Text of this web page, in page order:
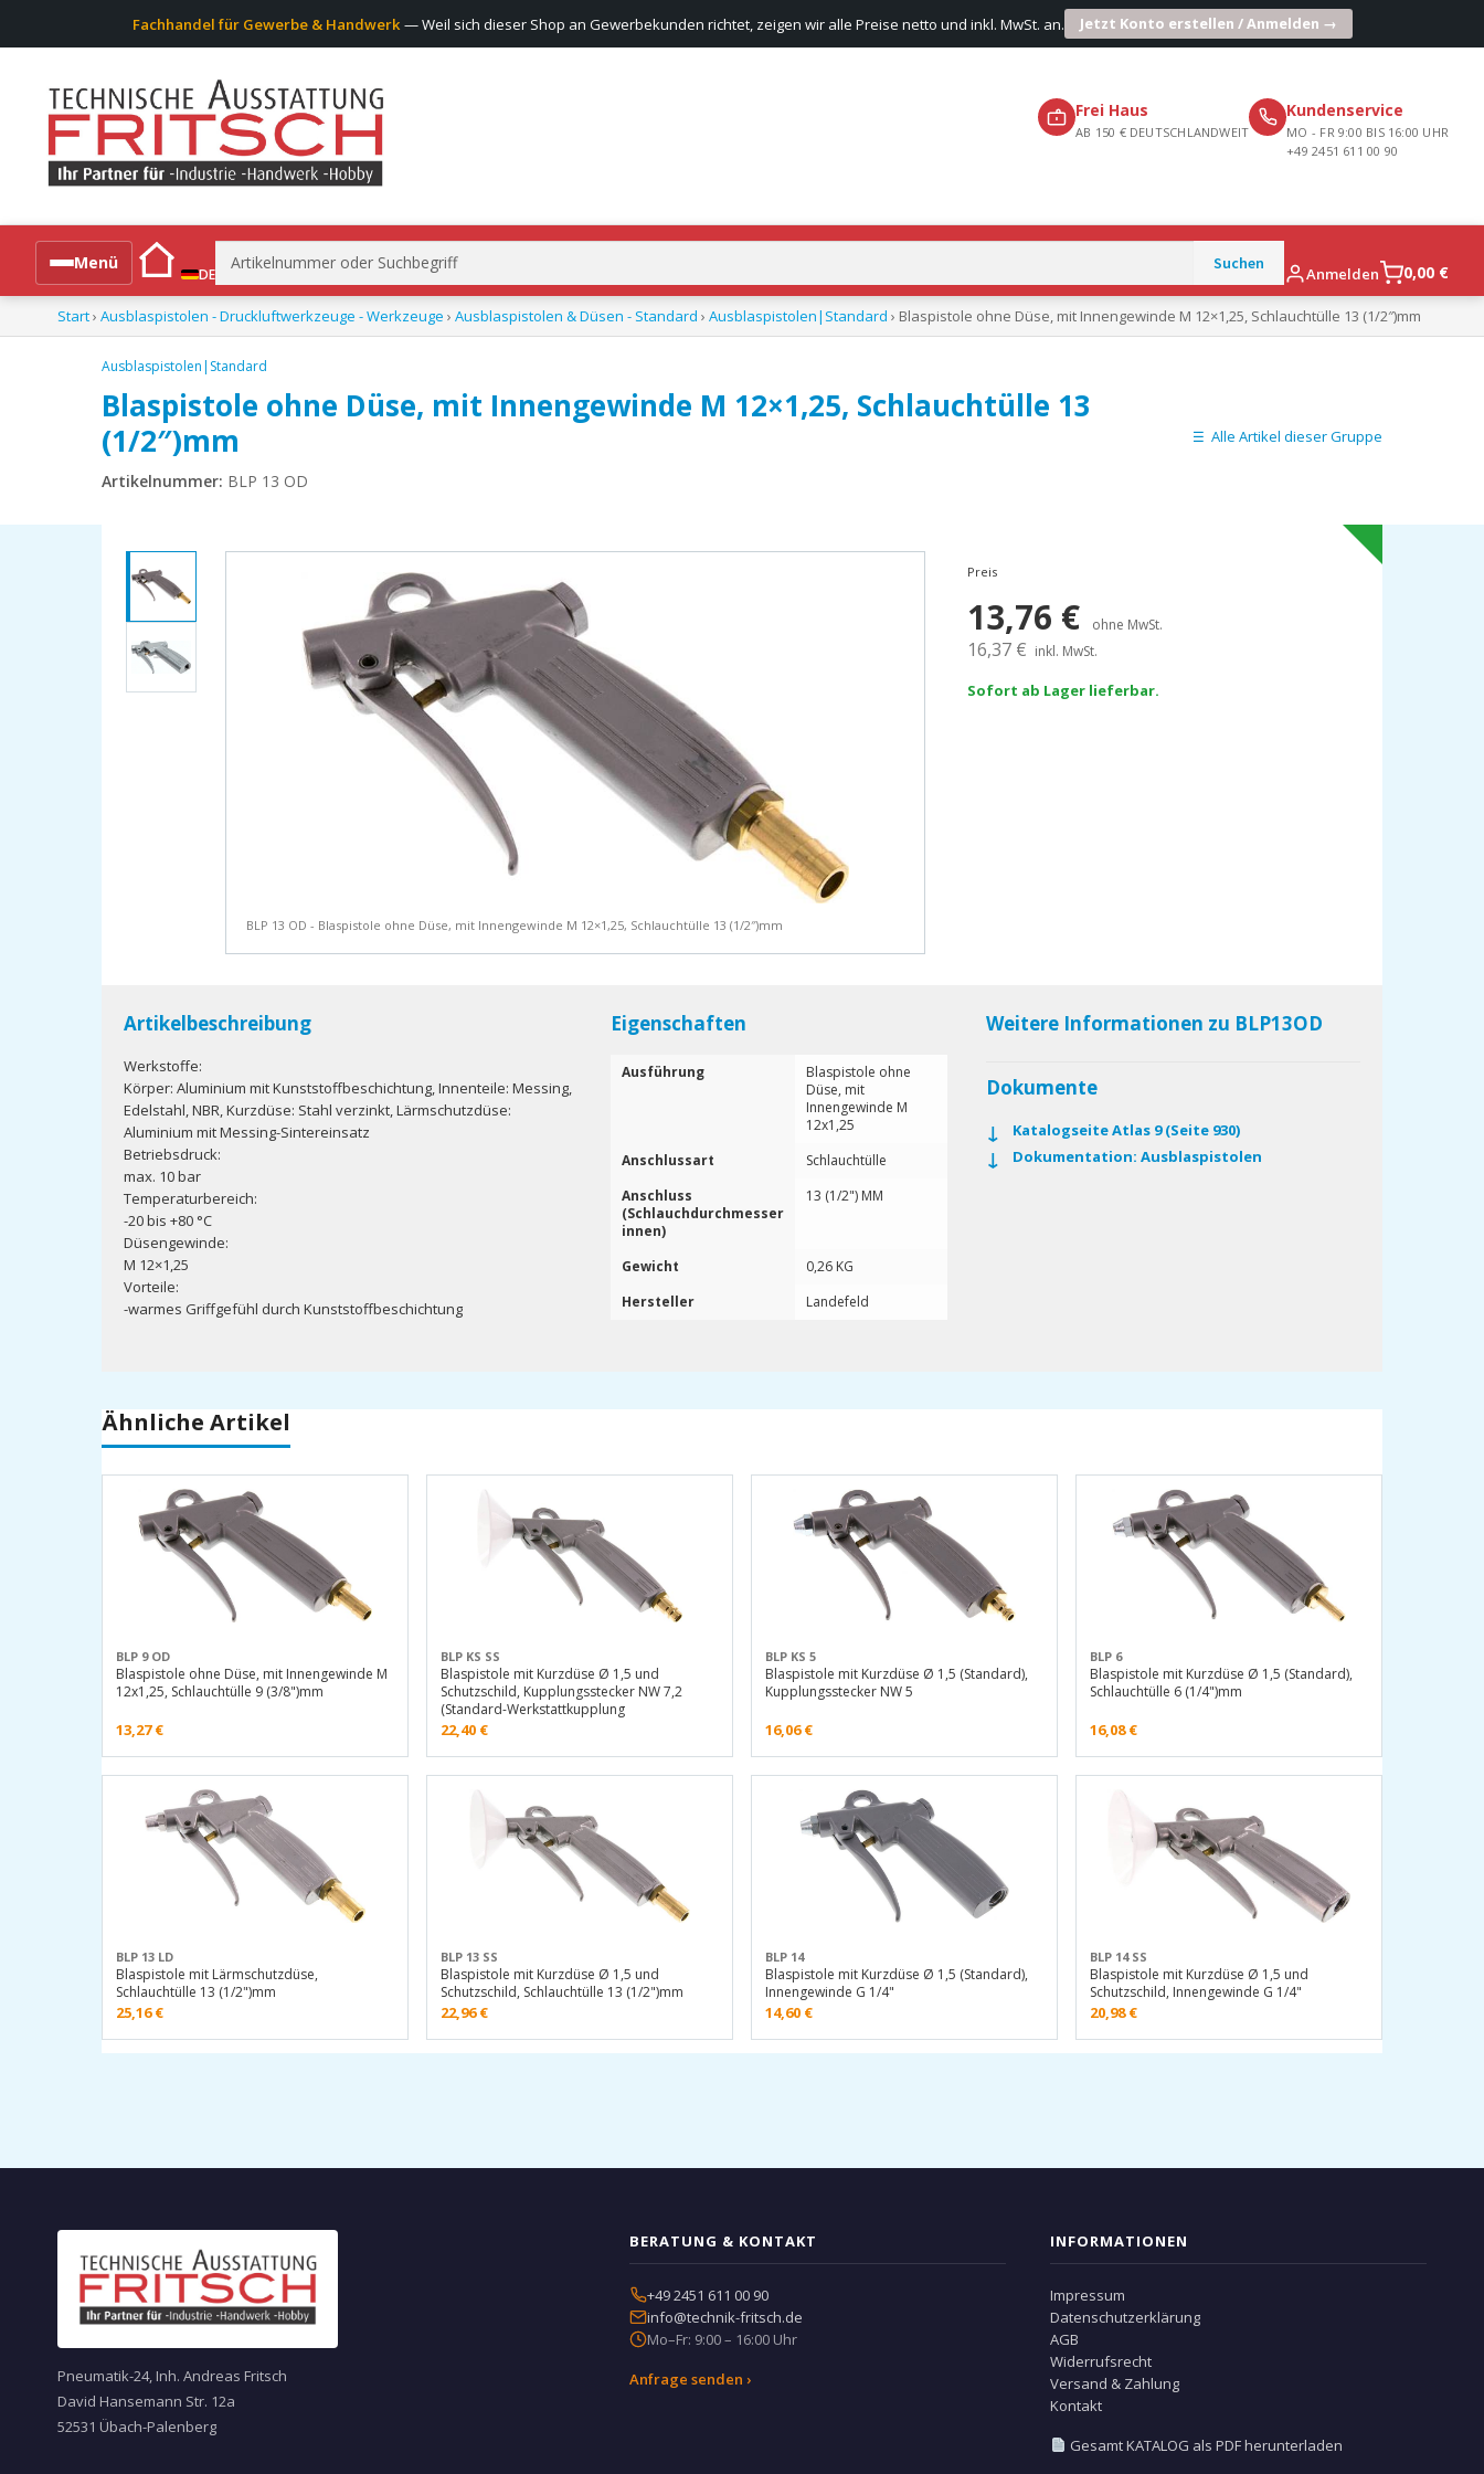
Fachhandel für Gewerbe & Handwerk — Weil sich dieser Shop an Gewerbekunden richtet, zeigen wir alle Preise netto und inkl. MwSt. an. Jetzt Konto erstellen / Anmelden →
Frei Haus
AB 150 € DEUTSCHLANDWEIT
Kundenservice
MO - FR 9:00 BIS 16:00 UHR
+49 2451 611 00 90
Menü
DE
Suchen
nach:
Anmelden 0,00 €
Alle Produkte
Start› Ausblaspistolen - Druckluftwerkzeuge - Werkzeuge › Ausblaspistolen & Düsen - Standard › Ausblaspistolen|Standard › Blaspistole ohne Düse, mit Innengewinde M 12×1,25, Schlauchtülle 13 (1/2″)mm
Ausblaspistolen|Standard
Blaspistole ohne Düse, mit Innengewinde M 12×1,25, Schlauchtülle 13
(1/2″)mm
Artikelnummer: BLP 13 OD
Alle Artikel dieser Gruppe
BLP 13 OD - Blaspistole ohne Düse, mit Innengewinde M 12×1,25, Schlauchtülle 13 (1/2″)mm
Preis
13,76 € ohne MwSt.
16,37 € inkl. MwSt.
Sofort ab Lager lieferbar.
Artikelbeschreibung
Werkstoffe:
Körper: Aluminium mit Kunststoffbeschichtung, Innenteile: Messing,
Edelstahl, NBR, Kurzdüse: Stahl verzinkt, Lärmschutzdüse:
Aluminium mit Messing-Sintereinsatz
Betriebsdruck:
max. 10 bar
Temperaturbereich:
-20 bis +80 °C
Düsengewinde:
M 12×1,25
Vorteile:
-warmes Griffgefühl durch Kunststoffbeschichtung
Eigenschaften
Ausführung
Blaspistole ohne
Düse, mit
Innengewinde M
12x1,25
Anschlussart
Schlauchtülle
Anschluss
(Schlauchdurchmesser
innen)
13 (1/2") MM
Gewicht
0,26 KG
Hersteller
Landefeld
Weitere Informationen zu BLP13OD
Dokumente
Katalogseite Atlas 9 (Seite 930)
Dokumentation: Ausblaspistolen
Ähnliche Artikel
BLP 9 OD
Blaspistole ohne Düse, mit Innengewinde M
12x1,25, Schlauchtülle 9 (3/8")mm
13,27€
BLP KS SS
Blaspistole mit Kurzdüse Ø 1,5 und
Schutzschild, Kupplungsstecker NW 7,2
(Standard-Werkstattkupplung
22,40 €
BLP KS 5
Blaspistole mit Kurzdüse Ø 1,5 (Standard),
Kupplungsstecker NW 5
16,06€
BLP 6
Blaspistole mit Kurzdüse Ø 1,5 (Standard),
Schlauchtülle 6 (1/4")mm
16,08€
BLP 13 LD
Blaspistole mit Lärmschutzdüse,
Schlauchtülle 13 (1/2")mm
25,16€
BLP 13 SS
Blaspistole mit Kurzdüse Ø 1,5 und
Schutzschild, Schlauchtülle 13 (1/2")mm
22,96€
BLP 14
Blaspistole mit Kurzdüse Ø 1,5 (Standard),
Innengewinde G 1/4"
14,60 €
BLP 14 SS
Blaspistole mit Kurzdüse Ø 1,5 und
Schutzschild, Innengewinde G 1/4"
20,98€
Pneumatik-24, Inh. Andreas Fritsch
David Hansemann Str. 12a
52531 Übach-Palenberg
BERATUNG & KONTAKT
+49 2451 611 00 90
info@technik-fritsch.de
Mo–Fr: 9:00 – 16:00 Uhr
Anfrage senden ›
INFORMATIONEN
Impressum
Datenschutzerklärung
AGB
Widerrufsrecht
Versand & Zahlung
Kontakt
Gesamt KATALOG als PDF herunterladen